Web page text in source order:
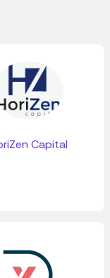
Capital